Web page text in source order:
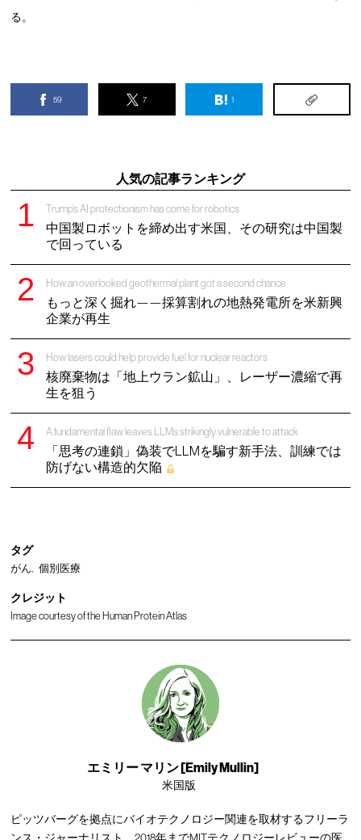
る。
59 7 1
人気の記事ランキング
Trump’s AI protectionism has come for robotics
中国製ロボットを締め出す米国、その研究は中国製
で回っている
How an overlooked geothermal plant got a second chance
もっと深く掘れ——採算割れの地熱発電所を米新興
企業が再生
How lasers could help provide fuel for nuclear reactors
核廃棄物は「地上ウラン鉱山」、レーザー濃縮で再
生を狙う
A fundamental flaw leaves LLMs strikingly vulnerable to attack
「思考の連鎖」偽装でLLMを騙す新手法、訓練では
防げない構造的欠陥
タグ
がん 個別医療
クレジット
Image courtesy of the Human Protein Atlas
エミリー マリン [Emily Mullin]
米国版
ピッツバーグを拠点にバイオテクノロジー関連を取材するフリーラ